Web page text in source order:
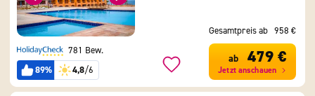
781 Bew.
89%
4,8/6
Gesamtpreis ab 958 €
ab 479 €
Jetzt anschauen